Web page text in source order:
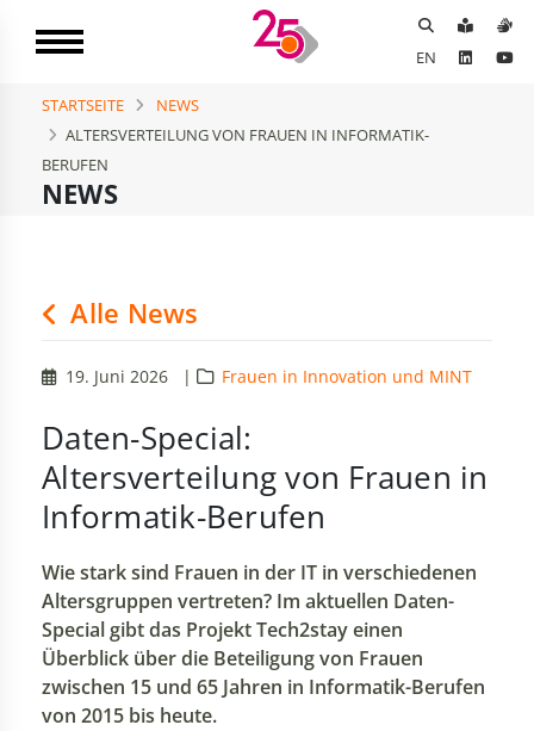
EN
NEWS
STARTSEITE
NEWS
ALTERSVERTEILUNG VON FRAUEN IN INFORMATIK-
BERUFEN
Alle News
19. Juni 2026 | Frauen in Innovation und MINT
Daten-Special:
Altersverteilung von Frauen in
Informatik-Berufen
Wie stark sind Frauen in der IT in verschiedenen
Altersgruppen vertreten? Im aktuellen Daten-
Special gibt das Projekt Tech2stay einen
Überblick über die Beteiligung von Frauen
zwischen 15 und 65 Jahren in Informatik-Berufen
von 2015 bis heute.